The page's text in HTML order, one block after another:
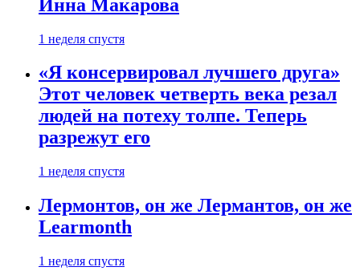
Инна Макарова
1 неделя спустя
«Я консервировал лучшего друга»
Этот человек четверть века резал
людей на потеху толпе. Теперь
разрежут его
1 неделя спустя
Лермонтов, он же Лермантов, он же
Learmonth
1 неделя спустя